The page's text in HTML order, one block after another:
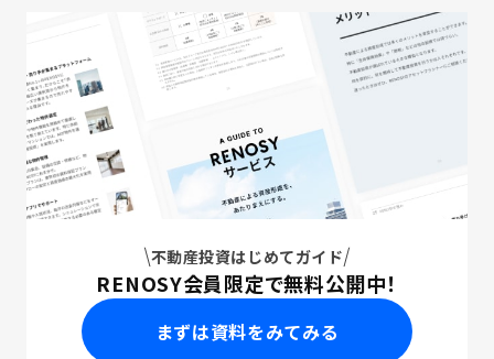
不動産投資はじめてガイド
RENOSY会員限定で無料公開中！
まずは資料をみてみる